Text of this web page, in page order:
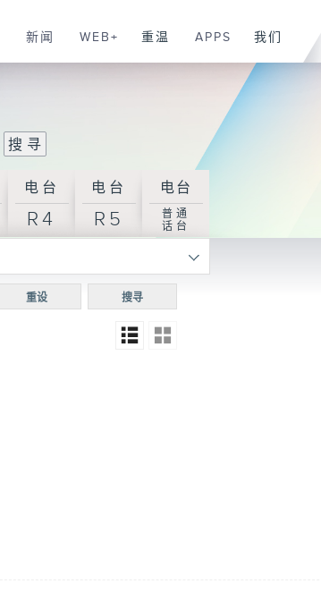
新闻 WEB+ 重温 APPS 我们
电台
R4
电台
R5
电台
普通
话台
搜寻
重设